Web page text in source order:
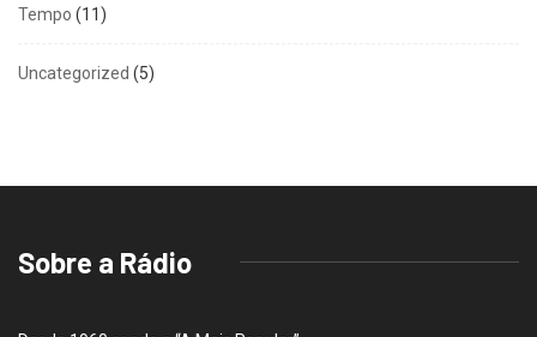
Tempo (11)
Uncategorized (5)
Sobre a Rádio